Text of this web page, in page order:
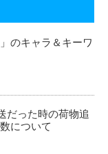
のキャラ＆キーワ
だった時の荷物追
について